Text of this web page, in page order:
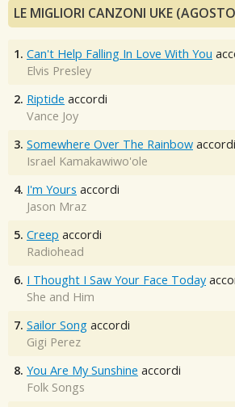
LE MIGLIORI CANZONI UKE
1. Can't Help Falling In Love With You
Elvis Presley
2. Riptide accordi
Vance Joy
3. Somewhere Over The Rainbow accordi
Israel Kamakawiwo'ole
4. I'm Yours accordi
Jason Mraz
5. Creep accordi
Radiohead
6. I Thought I Saw Your Face Today
She and Him
7. Sailor Song accordi
Gigi Perez
8. You Are My Sunshine accordi
Folk Songs